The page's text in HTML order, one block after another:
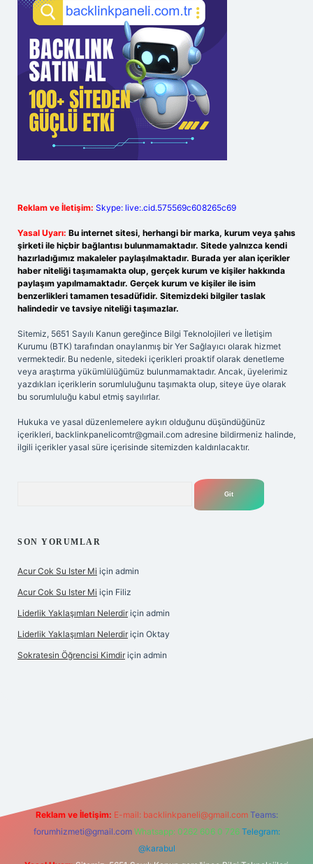
Reklam ve İletişim: Skype: live:.cid.575569c608265c69
Yasal Uyarı: Bu internet sitesi, herhangi bir marka, kurum veya şahıs
şirketi ile hiçbir bağlantısı bulunmamaktadır. Sitede yalnızca kendi
hazırladığımız makaleler paylaşılmaktadır. Burada yer alan içerikler
haber niteliği taşımamakta olup, gerçek kurum ve kişiler hakkında
paylaşım yapılmamaktadır. Gerçek kurum ve kişiler ile isim
benzerlikleri tamamen tesadüfidir. Sitemizdeki bilgiler taslak
halindedir ve tavsiye niteliği taşımazlar.
Sitemiz, 5651 Sayılı Kanun gereğince Bilgi Teknolojileri ve İletişim
Kurumu (BTK) tarafından onaylanmış bir Yer Sağlayıcı olarak hizmet
vermektedir. Bu nedenle, sitedeki içerikleri proaktif olarak denetleme
veya araştırma yükümlülüğümüz bulunmamaktadır. Ancak, üyelerimiz
yazdıkları içeriklerin sorumluluğunu taşımakta olup, siteye üye olarak
bu sorumluluğu kabul etmiş sayılırlar.
Hukuka ve yasal düzenlemelere aykırı olduğunu düşündüğünüz
içerikleri, backlinkpanelicomtr@gmail.com adresine bildirmeniz halinde,
ilgili içerikler yasal süre içerisinde sitemizden kaldırılacaktır.
SON YORUMLAR
Acur Cok Su Ister Mi için admin
Acur Cok Su Ister Mi için Filiz
Liderlik Yaklaşımları Nelerdir için admin
Liderlik Yaklaşımları Nelerdir için Oktay
Sokratesin Öğrencisi Kimdir için admin
Reklam ve İletişim: E-mail: backlinkpaneli@gmail.com Teams:
forumhizmeti@gmail.com Whatsapp: 0262 606 0 726 Telegram:
@karabul